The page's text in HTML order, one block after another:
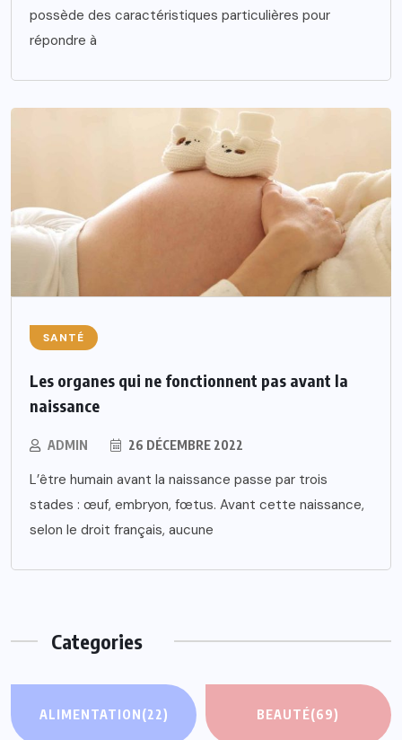
possède des caractéristiques particulières pour
répondre à
SANTÉ
Les organes qui ne fonctionnent pas avant la
naissance
ADMIN 26 DÉCEMBRE 2022
L’être humain avant la naissance passe par trois
stades : œuf, embryon, fœtus. Avant cette naissance,
selon le droit français, aucune
Categories
ALIMENTATION(22) BEAUTÉ(69)